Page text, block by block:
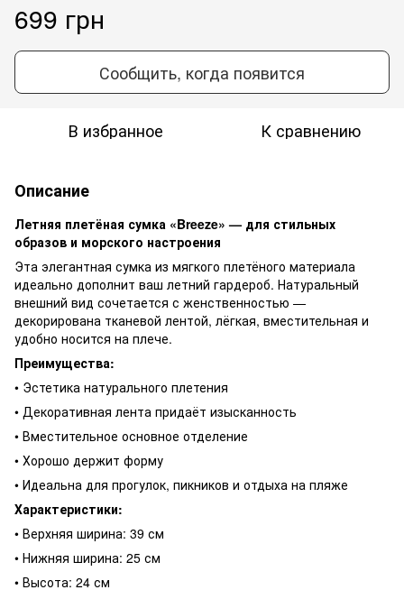
699 грн
Сообщить, когда появится
В избранное К сравнению
Описание
Летняя плетёная сумка «Breeze» — для стильных
образов и морского настроения
Эта элегантная сумка из мягкого плетёного материала
идеально дополнит ваш летний гардероб. Натуральный
внешний вид сочетается с женственностью —
декорирована тканевой лентой, лёгкая, вместительная и
удобно носится на плече.
Преимущества:
• Эстетика натурального плетения
• Декоративная лента придаёт изысканность
• Вместительное основное отделение
• Хорошо держит форму
• Идеальна для прогулок, пикников и отдыха на пляже
Характеристики:
• Верхняя ширина: 39 см
• Нижняя ширина: 25 см
• Высота: 24 см